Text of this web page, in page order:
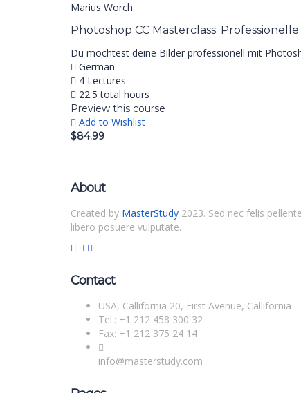
Marius Worch
Photoshop CC Masterclass:
Du möchtest deine Bilder professionell mit
German
4 Lectures
22.5 total hours
Preview this course
Add to Wishlist
$84.99
About
Created by MasterStudy 2023. Sed nec felis
libero posuere vulputate.
Contact
USA, Callifornia 20, First Avenue, Callifornia
Tel.: +1 212 458 300 32
Fax: +1 212 375 24 14
info@masterstudy.com